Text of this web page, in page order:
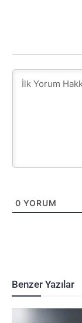
0 YORUM
Benzer Yazılar